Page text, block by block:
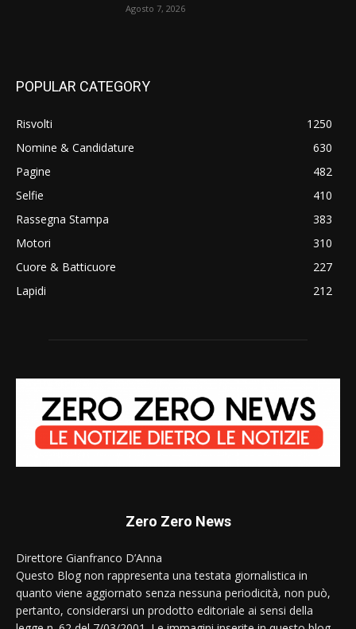
Agosto 7, 2026
POPULAR CATEGORY
Risvolti
1250
Nomine & Candidature
630
Pagine
482
Selfie
410
Rassegna Stampa
383
Motori
310
Cuore & Batticuore
227
Lapidi
212
Zero Zero News
Direttore Gianfranco D’Anna
Questo Blog non rappresenta una testata giornalistica in
quanto viene aggiornato senza nessuna periodicità, non può,
pertanto, considerarsi un prodotto editoriale ai sensi della